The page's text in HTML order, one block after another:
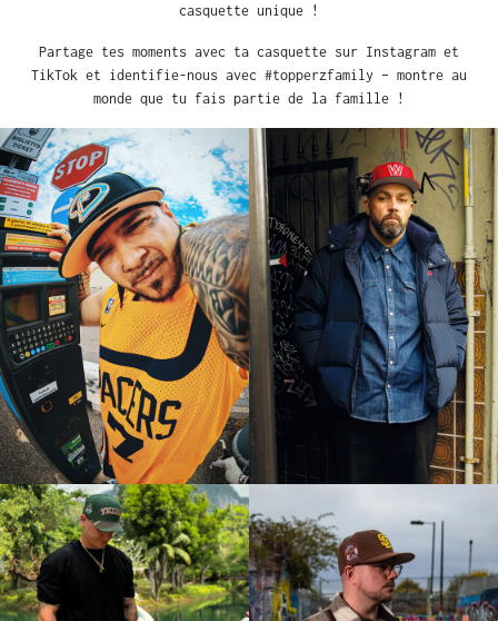
casquette unique !
Partage tes moments avec ta casquette sur Instagram et
TikTok et identifie-nous avec #topperzfamily – montre au
monde que tu fais partie de la famille !